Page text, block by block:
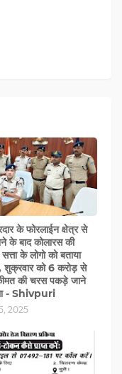
के फोरलाईन क्षेत्र से
के बाद कोलारस की
के लोगो को बताया
शुक्रवार को 6 करोड़ से
की चरस पकड़े जाने
- Shivpuri
2025